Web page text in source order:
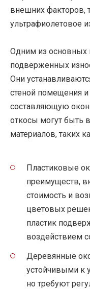
внешних факторов,
ультрафиолетовое
Одним из основных
подверженных
Они
стеной помещения и
составляющую
откосы могут быть
материалов, таких
Пластиковые
преимуществ,
стоимость и
цветовых
пластик
воздействием
Деревянные
устойчивыми к
но требуют